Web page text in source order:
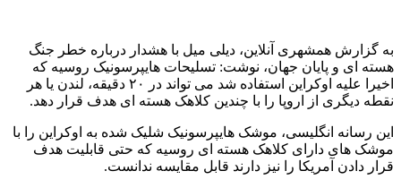
به گزارش همشهری آنلاین،‌ دیلی میل با هشدار درباره خطر جنگ
هسته ای و پایان جهان، نوشت: تسلیحات هایپرسونیک روسیه که
اخیرا علیه اوکراین استفاده شد می تواند در ۲۰ دقیقه، لندن یا هر
نقطه دیگری از اروپا را با چندین کلاهک هسته ای هدف قرار دهد.
این رسانه انگلیسی، موشک هایپرسونیک شلیک شده به اوکراین را با
موشک های دارای کلاهک هسته ای روسیه که حتی قابلیت هدف
قرار دادن آمریکا را نیز دارند قابل مقایسه ندانست.